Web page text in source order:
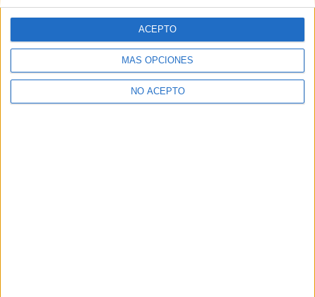
MÁS OPCIONES
NO ACEPTO
ACEPTO
Y como regalo de agradecimiento, por registrarte te daremos
gratis una copia de nuestro ebook con 100 consejos para tu
primer año de universidad